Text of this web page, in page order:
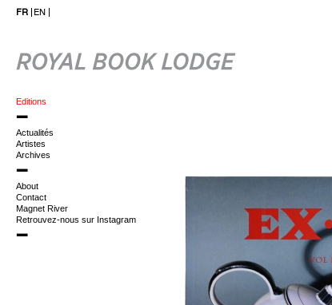
FR EN
Editions
Actualités
Artistes
Archives
About
Contact
Magnet River
Retrouvez-nous sur Instagram